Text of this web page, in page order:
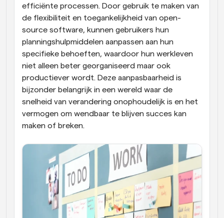
Boek naadloos vergaderingen met meerdere mensen
Webhooks
Ontvang een melding wanneer er iets gebeurt
efficiënte processen. Door gebruik te maken van
de flexibiliteit en toegankelijkheid van open-
source software, kunnen gebruikers hun
planningshulpmiddelen aanpassen aan hun
specifieke behoeften, waardoor hun werkleven
niet alleen beter georganiseerd maar ook
productiever wordt. Deze aanpasbaarheid is
bijzonder belangrijk in een wereld waar de
snelheid van verandering onophoudelijk is en het
vermogen om wendbaar te blijven succes kan
maken of breken.